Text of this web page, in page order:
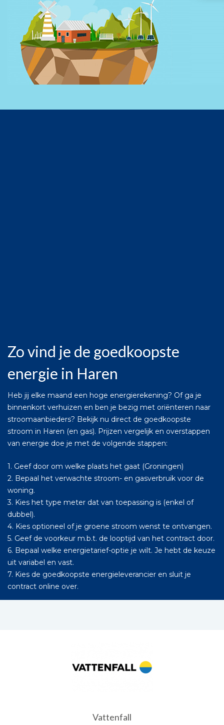
Zo vind je de goedkoopste
energie in Haren
Heb jij elke maand een hoge energierekening? Of ga je
binnenkort verhuizen en ben je bezig met oriënteren naar
stroomaanbieders? Bekijk nu direct de goedkoopste
stroom in Haren (en gas). Prijzen vergelijk en overstappen
van energie doe je met de volgende stappen:
1. Geef door om welke plaats het gaat (Groningen)
2. Bepaal het verwachte stroom- en gasverbruik voor de
woning.
3. Kies het type meter dat van toepassing is (enkel of
dubbel).
4. Kies optioneel of je groene stroom wenst te ontvangen.
5. Geef de voorkeur m.b.t. de looptijd van het contract door.
6. Bepaal welke energietarief-optie je wilt. Je hebt de keuze
uit variabel en vast.
7. Kies de goedkoopste energieleverancier en sluit je
contract online over.
Vattenfall